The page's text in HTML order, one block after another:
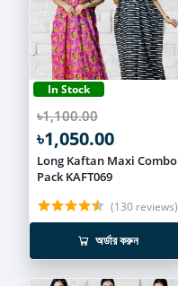
In Stock
৳1,100.00
৳1,050.00
Long Kaftan Maxi Combo
Pack KAFT069
(130 reviews)
অর্ডার করুন